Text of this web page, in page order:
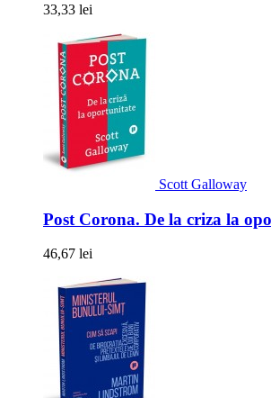
33,33 lei
Scott Galloway
Post Corona. De la criza la
46,67 lei